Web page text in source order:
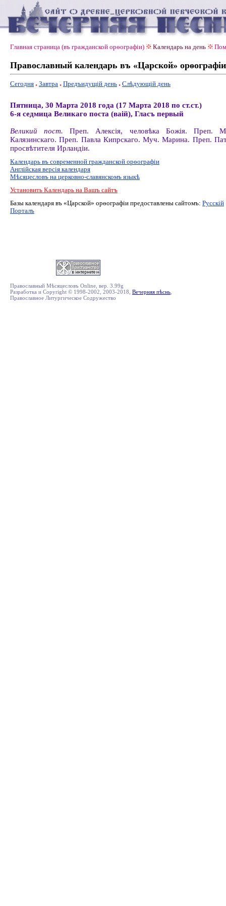
Главная страница (въ гражданской орѳографiи) Календарь на день
Православный календарь въ «Царской» орѳографiи
Сегодня Завтра Предъидущiй день Слѣдующiй день
Пятница, 30 Марта 2018 года (17 Марта 2018 по ст.ст.)
6-я седмица Великаго поста (ваiй), Гласъ первый
Великий пост. Преп. Алексія, человѣка Божія. Преп.
Калязинскаго. Преп. Павла Кипрскаго. Муч. Марина. Преп.
просвѣтителя Ирландіи.
Календарь въ современной гражданской орѳографiи
Англiйская версiя календаря
Мѣсяцесловъ на церковно-славянскомъ языкѣ
Установить Календарь на Вашъ сайтъ
Базы календаря въ «Царской» орѳографiи предоставлены сайтомъ: Русскiй
Порталъ
Православный Мѣсяцесловъ Online, вер. 3.99g
Разработка и Copyright © 1998-2002, 2003-2018, Вечерняя пѣснь
Православное Литургическое Содружество